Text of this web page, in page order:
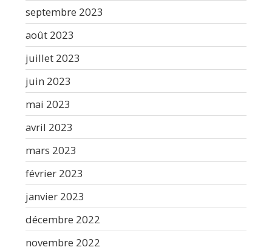
septembre 2023
août 2023
juillet 2023
juin 2023
mai 2023
avril 2023
mars 2023
février 2023
janvier 2023
décembre 2022
novembre 2022